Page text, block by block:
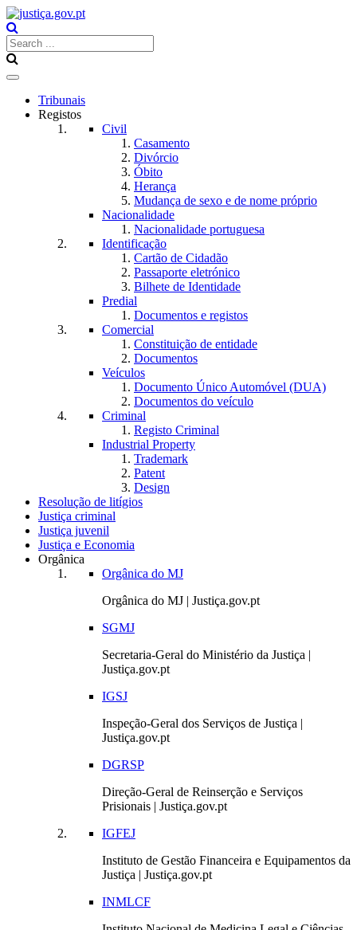
Toggle
navigationTribunais
Registos
Civil
Casamento
Divórcio
Óbito
Herança
Mudança de sexo e de nome próprio
Nacionalidade
Nacionalidade portuguesa
Identificação
Cartão de Cidadão
Passaporte eletrónico
Bilhete de Identidade
Predial
Documentos e registos
Comercial
Constituição de entidade
Documentos
Veículos
Documento Único Automóvel (DUA)
Documentos do veículo
Criminal
Registo Criminal
Industrial Property
Trademark
Patent
Design
Resolução de litígios
Justiça criminal
Justiça juvenil
Justiça e Economia
Orgânica
Orgânica do MJ
Orgânica do MJ | Justiça.gov.pt
SGMJ
Secretaria-Geral do Ministério da Justiça |
Justiça.gov.pt
IGSJ
Inspeção-Geral dos Serviços de Justiça |
Justiça.gov.pt
DGRSP
Direção-Geral de Reinserção e Serviços
Prisionais | Justiça.gov.pt
IGFEJ
Instituto de Gestão Financeira e Equipamentos da
Justiça | Justiça.gov.pt
INMLCF